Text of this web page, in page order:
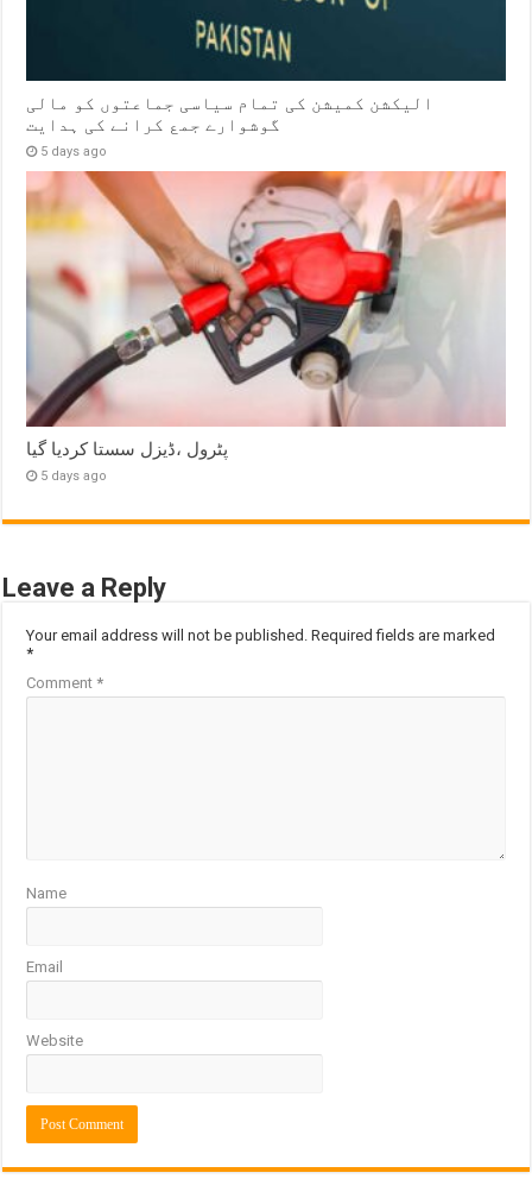
الیکشن کمیشن کی تمام سیاسی جماعتوں کو مالی
گوشوارے جمع کرانے کی ہدایت
5 days ago
پٹرول ،ڈیزل سستا کردیا گیا
5 days ago
Leave a Reply
Your email address will not be published. Required fields are marked
*
Comment*
Name
Email
Website